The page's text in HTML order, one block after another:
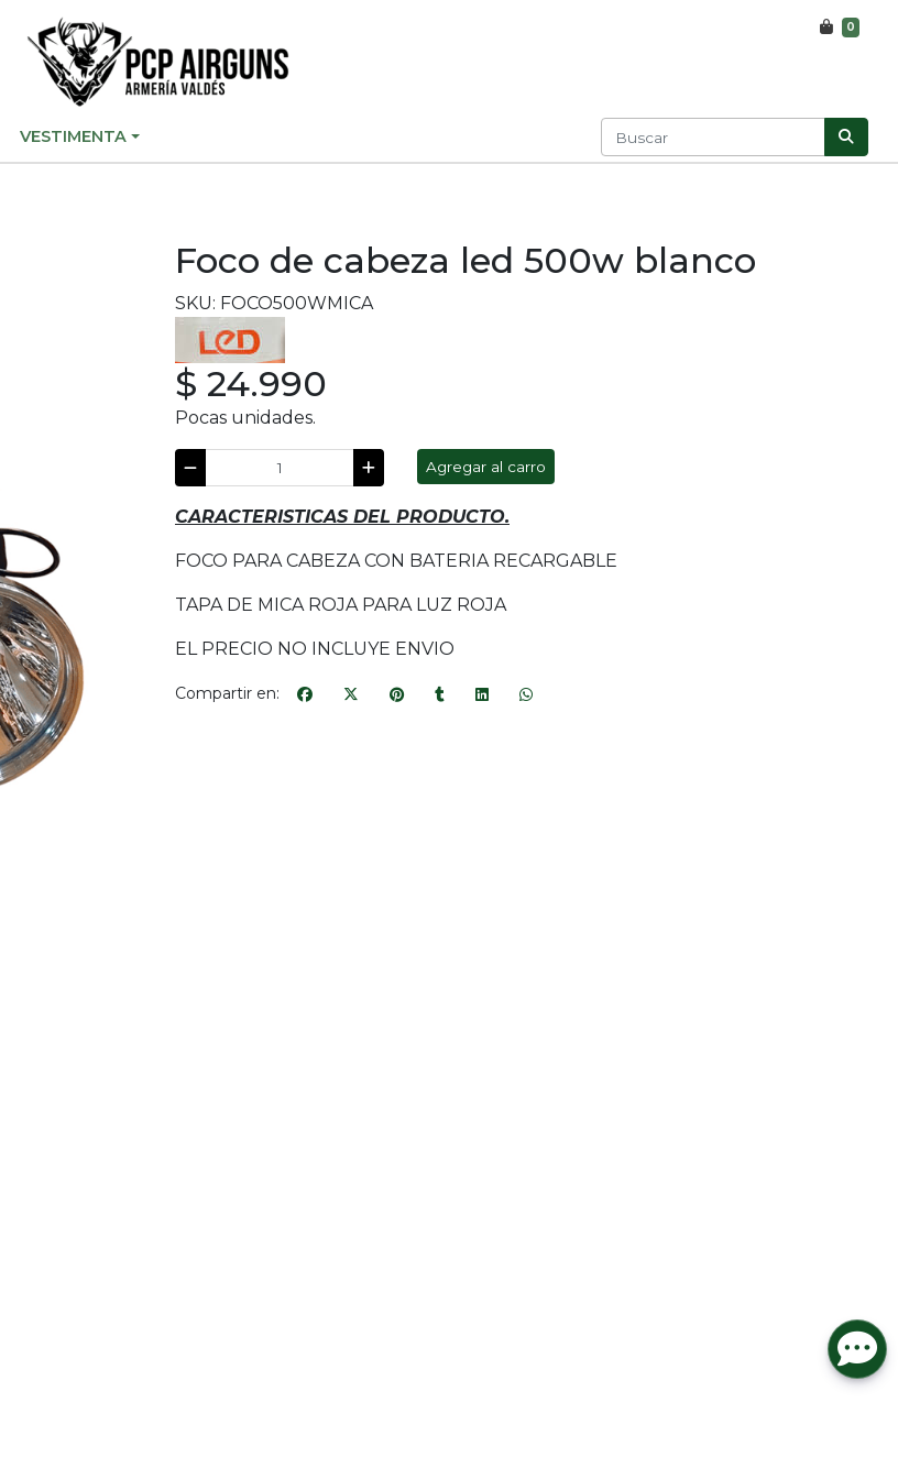
0
VESTIMENTA
Foco de cabeza led 500w blanco
SKU: FOCO500WMICA
$ 24.990
Pocas unidades.
Agregar al carro
CARACTERISTICAS DEL PRODUCTO.
FOCO PARA CABEZA CON BATERIA RECARGABLE
TAPA DE MICA ROJA PARA LUZ ROJA
EL PRECIO NO INCLUYE ENVIO
Compartir en: